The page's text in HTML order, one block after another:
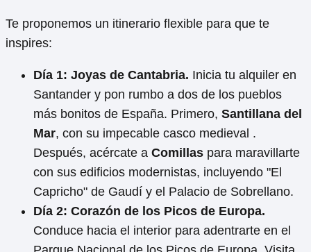
Te proponemos un itinerario flexible para que te
inspires:
Día 1: Joyas de Cantabria. Inicia tu alquiler en
Santander y pon rumbo a dos de los pueblos
más bonitos de España. Primero, Santillana del
Mar, con su impecable casco medieval .
Después, acércate a Comillas para maravillarte
con sus edificios modernistas, incluyendo "El
Capricho" de Gaudí y el Palacio de Sobrellano.
Día 2: Corazón de los Picos de Europa.
Conduce hacia el interior para adentrarte en el